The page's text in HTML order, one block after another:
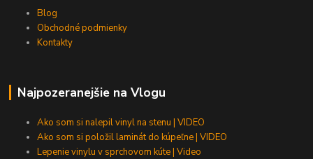
Blog
Obchodné podmienky
Kontakty
Najpozeranejšie na Vlogu
Ako som si nalepil vinyl na stenu | VIDEO
Ako som si položil laminát do kúpeľne | VIDEO
Lepenie vinylu v sprchovom kúte | Video